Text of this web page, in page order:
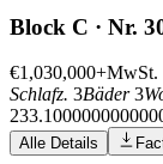
Block C · Nr.
€1,030,000+MwSt.
Schlafz. 3Bäder 3
Alle Details